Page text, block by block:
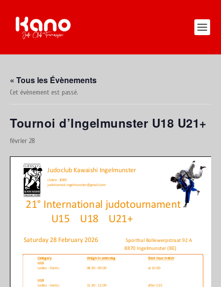
« Tous les Évènements
Cet évènement est passé.
Tournoi d’Ingelmunster U18 U21+
février 28